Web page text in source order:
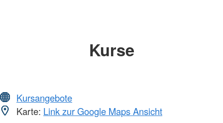
Kurse
Kursangebote
Karte: Link zur Google Maps Ansicht